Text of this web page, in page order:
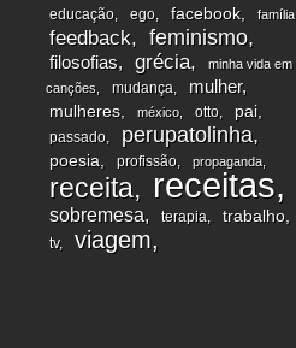
educação
ego facebook família
feedback feminismo
filosofias grécia
minha vida em
canções
mudança mulher
mulheres méxico otto pai
passado perupatolinha
poesia profissão propaganda
receita receitas
sobremesa terapia trabalho
tv viagem